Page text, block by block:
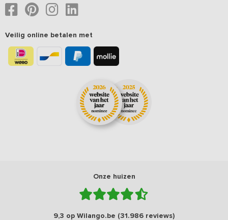
Veilig online betalen met
Onze huizen
9,3 op Wilango.be (31.986 reviews)